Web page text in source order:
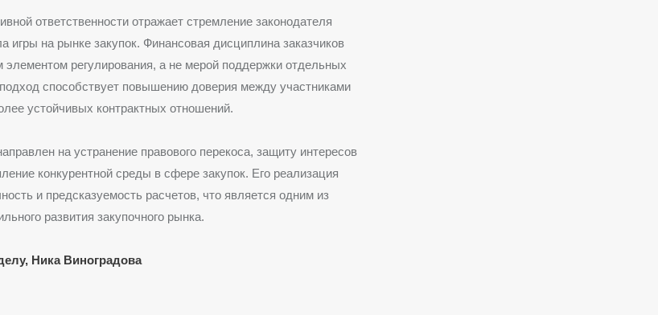
ответственности отражает стремление законодателя
игры на рынке закупок. Финансовая дисциплина заказчиков
элементом регулирования, а не мерой поддержки отдельных
подход способствует повышению доверия между участниками
устойчивых контрактных отношений.
на устранение правового перекоса, защиту интересов
конкурентной среды в сфере закупок. Его реализация
и предсказуемость расчетов, что является одним из
развития закупочного рынка.
Ника Виноградова